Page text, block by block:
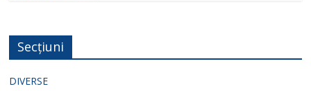
Secțiuni
DIVERSE